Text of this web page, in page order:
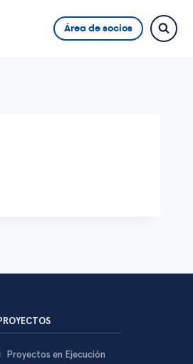
Área de socios
Proyectos en Ejecución